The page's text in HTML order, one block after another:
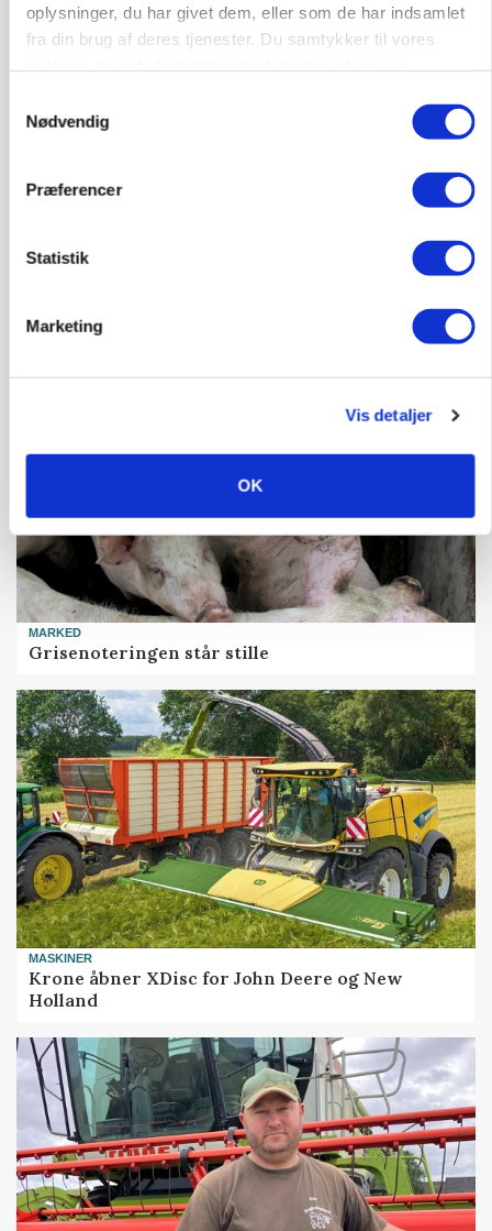
oplysninger, du har givet dem, eller som de har indsamlet
fra din brug af deres tjenester. Du samtykker til vores
Nødvendig
Præferencer
Statistik
Marketing
Vis detaljer
OK
Forserie til selvkørende skårlægger afprøves i år
Markvandring sætter fokus på elefantgræs
MARKED
Grisenoteringen står stille
MASKINER
Krone åbner XDisc for John Deere og New
Holland